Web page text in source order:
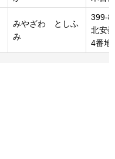
みやざわ と しふ
み
399-
北安
4番地